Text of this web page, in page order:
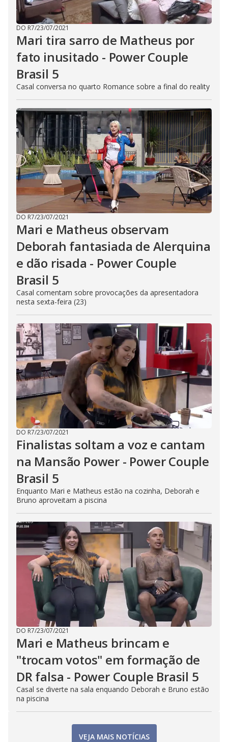
DO R7/23/07/2021
Mari tira sarro de Matheus por
fato inusitado - Power Couple
Brasil 5
Casal conversa no quarto Romance sobre a final do reality
DO R7/23/07/2021
Mari e Matheus observam
Deborah fantasiada de Alerquina
e dão risada - Power Couple
Brasil 5
Casal comentam sobre provocações da apresentadora
nesta sexta-feira (23)
DO R7/23/07/2021
Finalistas soltam a voz e cantam
na Mansão Power - Power Couple
Brasil 5
Enquanto Mari e Matheus estão na cozinha, Deborah e
Bruno aproveitam a piscina
DO R7/23/07/2021
Mari e Matheus brincam e
"trocam votos" em formação de
DR falsa - Power Couple Brasil 5
Casal se diverte na sala enquando Deborah e Bruno estão
na piscina
VEJA MAIS NOTÍCIAS